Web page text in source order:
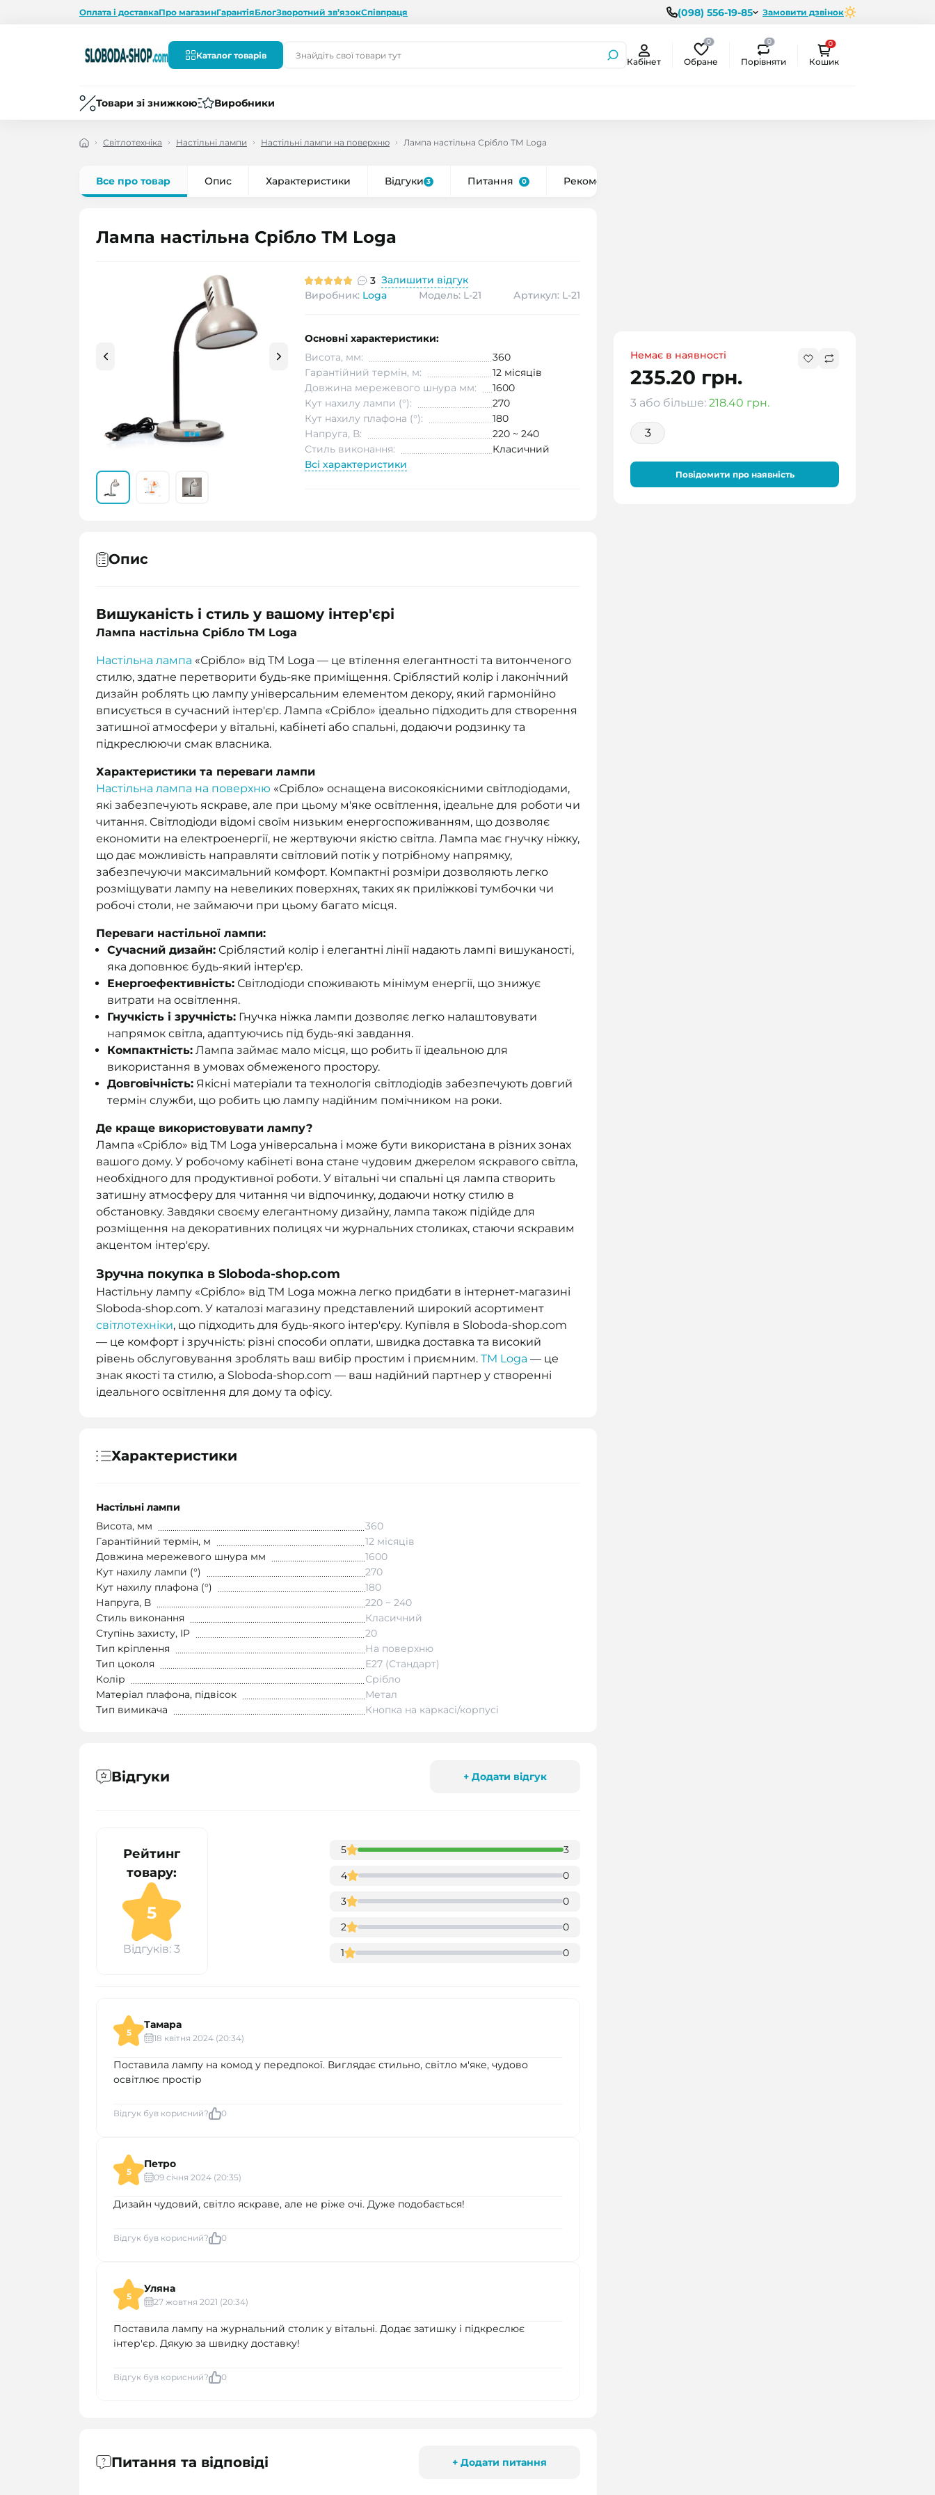
Оплата і доставкаПро магазинГарантіяБлогЗворотний зв’язокСпівпраця (098) 556-19-85 Замовити дзвінок
Каталог товарів
Кабінет
0
Обране
0
Порівняти
0
Кошик
Товари зі знижкою Виробники
Світлотехніка Настільні лампи Настільні лампи на поверхню Лампа настільна Срібло ТМ Loga
Все про товар Опис Характеристики Відгуки 3 Питання 0 Рекомендуємо
Лампа настільна Срібло ТМ Loga
3 Залишити відгук
Виробник: Loga Модель: L-21 Артикул: L-21
Немає в наявності
235.20 грн.
3 або більше: 218.40 грн.
3
Повідомити про наявність
Основні характеристики:
Висота, мм:
360
Гарантійний термін, м:
12 місяців
Довжина мережевого шнура мм:
1600
Кут нахилу лампи (°):
270
Кут нахилу плафона (°):
180
Напруга, В:
220 ~ 240
Стиль виконання:
Класичний
Всі характеристики
Опис
Вишуканість і стиль у вашому інтер'єрі
Лампа настільна Срібло ТМ Loga
Настільна лампа «Срібло» від TM Loga — це втілення елегантності та витонченого
стилю, здатне перетворити будь-яке приміщення. Сріблястий колір і лаконічний
дизайн роблять цю лампу універсальним елементом декору, який гармонійно
вписується в сучасний інтер'єр. Лампа «Срібло» ідеально підходить для створення
затишної атмосфери у вітальні, кабінеті або спальні, додаючи родзинку та
підкреслюючи смак власника.
Характеристики та переваги лампи
Настільна лампа на поверхню «Срібло» оснащена високоякісними світлодіодами,
які забезпечують яскраве, але при цьому м'яке освітлення, ідеальне для роботи чи
читання. Світлодіоди відомі своїм низьким енергоспоживанням, що дозволяє
економити на електроенергії, не жертвуючи якістю світла. Лампа має гнучку ніжку,
що дає можливість направляти світловий потік у потрібному напрямку,
забезпечуючи максимальний комфорт. Компактні розміри дозволяють легко
розміщувати лампу на невеликих поверхнях, таких як приліжкові тумбочки чи
робочі столи, не займаючи при цьому багато місця.
Переваги настільної лампи:
Сучасний дизайн: Сріблястий колір і елегантні лінії надають лампі вишуканості,
яка доповнює будь-який інтер'єр.
Енергоефективність: Світлодіоди споживають мінімум енергії, що знижує
витрати на освітлення.
Гнучкість і зручність: Гнучка ніжка лампи дозволяє легко налаштовувати
напрямок світла, адаптуючись під будь-які завдання.
Компактність: Лампа займає мало місця, що робить її ідеальною для
використання в умовах обмеженого простору.
Довговічність: Якісні матеріали та технологія світлодіодів забезпечують довгий
термін служби, що робить цю лампу надійним помічником на роки.
Де краще використовувати лампу?
Лампа «Срібло» від TM Loga універсальна і може бути використана в різних зонах
вашого дому. У робочому кабінеті вона стане чудовим джерелом яскравого світла,
необхідного для продуктивної роботи. У вітальні чи спальні ця лампа створить
затишну атмосферу для читання чи відпочинку, додаючи нотку стилю в
обстановку. Завдяки своєму елегантному дизайну, лампа також підійде для
розміщення на декоративних полицях чи журнальних столиках, стаючи яскравим
акцентом інтер'єру.
Зручна покупка в Sloboda-shop.com
Настільну лампу «Срібло» від TM Loga можна легко придбати в інтернет-магазині
Sloboda-shop.com. У каталозі магазину представлений широкий асортимент
світлотехніки, що підходить для будь-якого інтер'єру. Купівля в Sloboda-shop.com
— це комфорт і зручність: різні способи оплати, швидка доставка та високий
рівень обслуговування зроблять ваш вибір простим і приємним. TM Loga — це
знак якості та стилю, а Sloboda-shop.com — ваш надійний партнер у створенні
ідеального освітлення для дому та офісу.
Характеристики
Настільні лампи
Висота, мм
360
Гарантійний термін, м
12 місяців
Довжина мережевого шнура мм
1600
Кут нахилу лампи (°)
270
Кут нахилу плафона (°)
180
Напруга, В
220 ~ 240
Стиль виконання
Класичний
Ступінь захисту, IP
20
Тип кріплення
На поверхню
Тип цоколя
E27 (Стандарт)
Колір
Срібло
Матеріал плафона, підвісок
Метал
Тип вимикача
Кнопка на каркасі/корпусі
Відгуки + Додати відгук
Рейтинг
товару:
5
Відгуків: 3
5 3
4 0
3 0
2 0
1 0
5
Тамара
18 квітня 2024 (20:34)
Поставила лампу на комод у передпокої. Виглядає стильно, світло м'яке, чудово
освітлює простір
Відгук був корисний? 0
5
Петро
09 cічня 2024 (20:35)
Дизайн чудовий, світло яскраве, але не ріже очі. Дуже подобається!
Відгук був корисний? 0
5
Уляна
27 жовтня 2021 (20:34)
Поставила лампу на журнальний столик у вітальні. Додає затишку і підкреслює
інтер'єр. Дякую за швидку доставку!
Відгук був корисний? 0
Питання та відповіді + Додати питання